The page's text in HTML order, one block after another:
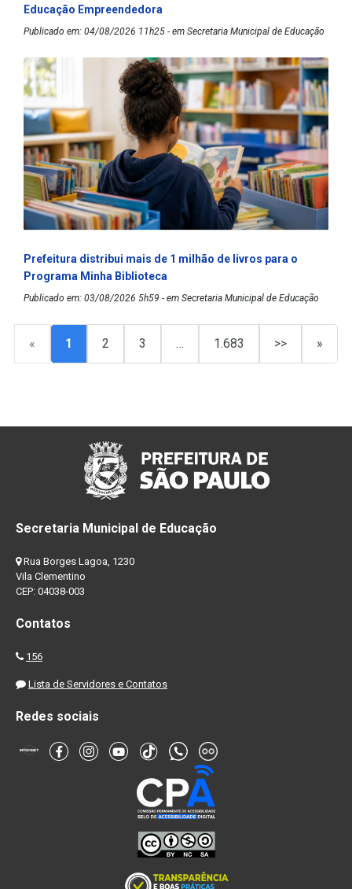
Educação Empreendedora
Publicado em: 04/08/2026 11h25 - em Secretaria Municipal de Educação
Prefeitura distribui mais de 1 milhão de livros para o
Programa Minha Biblioteca
Publicado em: 03/08/2026 5h59 - em Secretaria Municipal de Educação
« 1 2 3 … 1.683 >> »
Secretaria Municipal de Educação
Rua Borges Lagoa, 1230
Vila Clementino
CEP: 04038-003
Contatos
156
Lista de Servidores e Contatos
Redes sociais